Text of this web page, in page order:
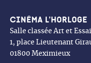
Cinéma l’Horloge
Salle classée Art et
1, place Lieutenant
01800 Meximieux